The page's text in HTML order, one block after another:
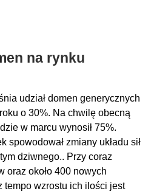
na rynku
udział domen generycznych
o 30%. Na chwilę obecną
w marcu wynosił 75%.
spowodował zmiany układu sił
dziwnego.. Przy coraz
oraz około 400 nowych
tempo wzrostu ich ilości jest